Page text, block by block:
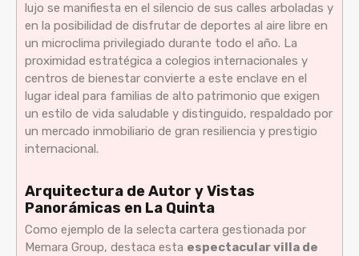
lujo se manifiesta en el silencio de sus calles arboladas y
en la posibilidad de disfrutar de deportes al aire libre en
un microclima privilegiado durante todo el año. La
proximidad estratégica a colegios internacionales y
centros de bienestar convierte a este enclave en el
lugar ideal para familias de alto patrimonio que exigen
un estilo de vida saludable y distinguido, respaldado por
un mercado inmobiliario de gran resiliencia y prestigio
internacional.
Arquitectura de Autor y Vistas
Panorámicas en La Quinta
Como ejemplo de la selecta cartera gestionada por
Memara Group, destaca esta espectacular villa de